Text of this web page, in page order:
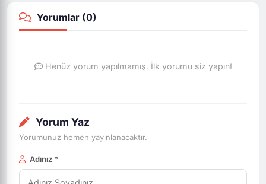
Yorumlar (0)
Henüz yorum yapılmamış. İlk yorumu siz yapın!
Yorum Yaz
Yorumunuz hemen yayınlanacaktır.
Adınız *